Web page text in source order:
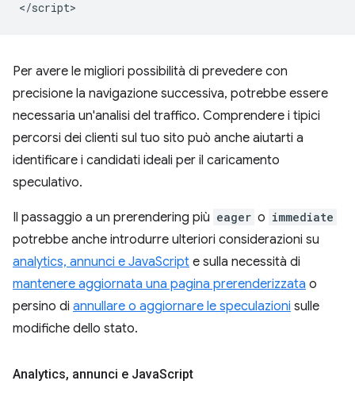
Per avere le migliori possibilità di prevedere con
precisione la navigazione successiva, potrebbe essere
necessaria un'analisi del traffico. Comprendere i tipici
percorsi dei clienti sul tuo sito può anche aiutarti a
identificare i candidati ideali per il caricamento
speculativo.
Il passaggio a un prerendering più eager o immediate
potrebbe anche introdurre ulteriori considerazioni su
analytics, annunci e JavaScript e sulla necessità di
mantenere aggiornata una pagina prerenderizzata o
persino di annullare o aggiornare le speculazioni sulle
modifiche dello stato.
Analytics, annunci e JavaScript